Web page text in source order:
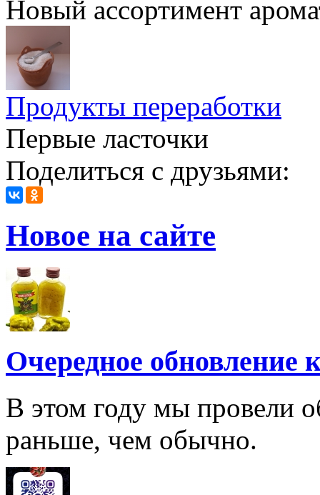
Новый ассортимент
Продукты переработки
Первые ласточки
Поделиться с друзьями:
Новое на сайте
Очередное обновление
В этом году мы провели
раньше, чем обычно.